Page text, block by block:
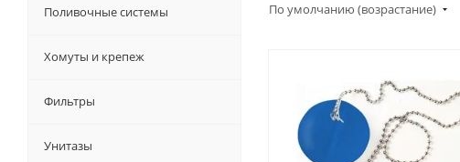
По умолчанию (возрастание)
Поливочные системы
Хомуты и крепеж
Фильтры
Унитазы